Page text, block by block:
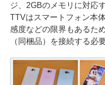
ジ、2GBのメモリに対応
TTVはスマートフォン本
感度などの限界もあるた
（同梱品）を接続する必